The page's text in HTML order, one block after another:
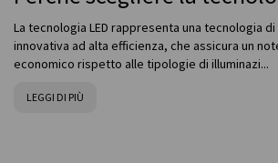
La tecnologia LED rappresenta una tecnologia
innovativa ad alta efficienza, che assicura un
economico rispetto alle tipologie di illuminazi...
LEGGI DI PIÙ